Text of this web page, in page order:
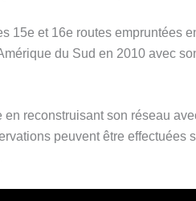
15e et 16e routes empruntées
du Sud en 2010 avec
reconstruisant son réseau
peuvent être effectuées